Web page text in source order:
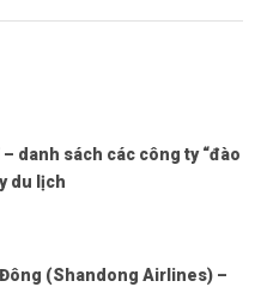
danh sách các công ty “đào
du lịch
(Shandong Airlines) –